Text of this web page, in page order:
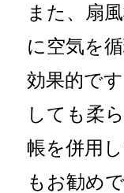
また、扇
に空気を
効果的で
しても柔
帳を併用
もお勧めで